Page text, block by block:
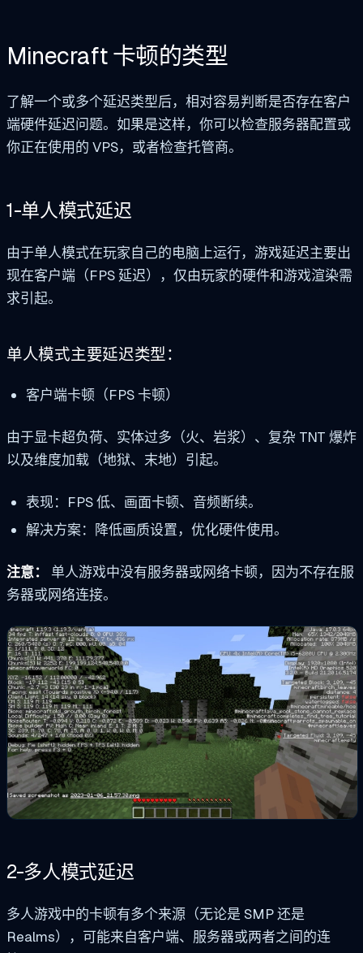
Minecraft 卡顿的类型
了解一个或多个延迟类型后，相对容易判断是否存在客户
端硬件延迟问题。如果是这样，你可以检查服务器配置或
你正在使用的 VPS，或者检查托管商。
1-单人模式延迟
由于单人模式在玩家自己的电脑上运行，游戏延迟主要出
现在客户端（FPS 延迟），仅由玩家的硬件和游戏渲染需
求引起。
单人模式主要延迟类型：
客户端卡顿（FPS 卡顿）
由于显卡超负荷、实体过多（火、岩浆）、复杂 TNT 爆炸
以及维度加载（地狱、末地）引起。
表现：FPS 低、画面卡顿、音频断续。
解决方案：降低画质设置，优化硬件使用。
注意：
单人游戏中没有服务器或网络卡顿，因为不存在服
务器或网络连接。
2-多人模式延迟
多人游戏中的卡顿有多个来源（无论是 SMP 还是
Realms），可能来自客户端、服务器或两者之间的连